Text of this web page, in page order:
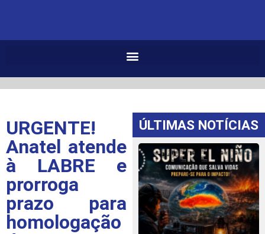
URGENTE!
Anatel atende
à LABRE e
prorroga
prazo para
homologação
ÚLTIMAS NOTÍCIAS